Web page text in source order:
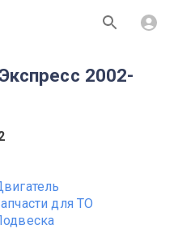
2002-
для ТО